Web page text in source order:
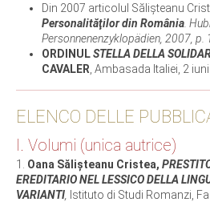
Din 2007 articolul Sălişteanu
Personalităţilor din România .
Personnenenzyklopädien, 2007, p.
ORDINULSTELLA DELLA
CAVALER , Ambasada Italiei, 2
ELENCO DELLE
I. Volumi (unica autrice)
1. Oana Sălișteanu Cristea,
EREDITARIO NEL LESSICO DELLA
VARIANTI
Istituto di Studi Romanzi,